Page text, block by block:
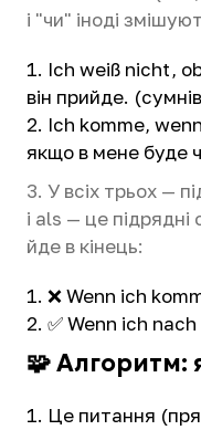
і "чи" іноді
Ich weiß nicht,
він прийде.
Ich komme,
якщо в мене буде
3. У всіх трьох —
і als — це
йде в кінець:
❌ Wenn ich
✅ Wenn ich
🧩 Алгоритм:
Це питання